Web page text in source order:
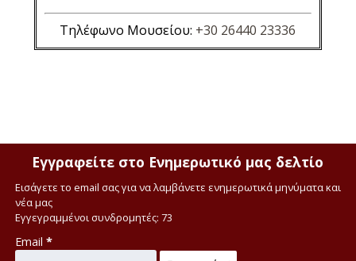
Τηλέφωνο Μουσείου: +30 26440 23336
Εγγραφείτε στο Ενημερωτικό μας δελτίο
Εισάγετε το email σας για να λαμβάνετε ενημερωτικά μηνύματα και
νέα μας
Εγγεγραμμένοι συνδρομητές: 73
Email *